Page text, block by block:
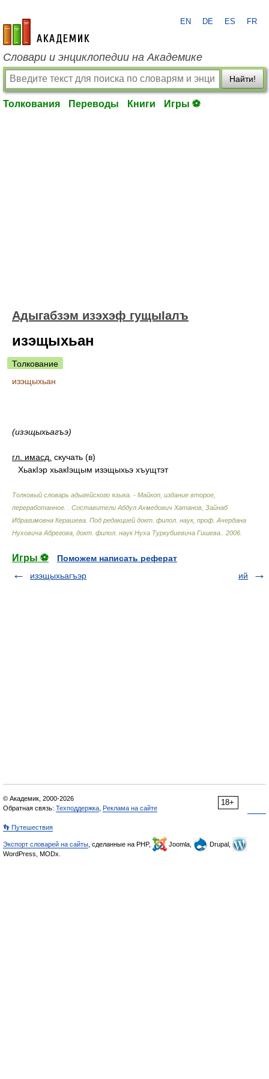
academic.ru
EN DE ES FR
Словари и энциклопедии на Академике
Найти!
Толкования Переводы Книги Игры ⚽
Адыгабзэм изэхэф гущыIалъ
изэщыхьан
Толкование
изэщыхьан
(изэщыхьагъэ)
гл. имасд. скучать (в)
ХьакIэр хьакIэщым изэщыхьэ хъущтэт
Толковый словарь адыгейского языка. - Майкоп, издание второе,
переработанное.
Составители Абдул Ахмедович Хатанов, Зайнаб
Ибрагимовна Керашева. Под редакцией докт. филол. наук, проф. Ачердана
Нуховича Абрегова, докт. филол. наук Нуха Туркубиевича Гишева.
2006
Игры ⚽
Поможем написать реферат
изэщыхьагъэр
ий
18+
© Академик, 2000-2026
Обратная связь: Техподдержка Реклама на сайте
👣 Путешествия
Экспорт словарей на сайты , сделанные на PHP, Joomla,
Drupal,
WordPress, MODx.